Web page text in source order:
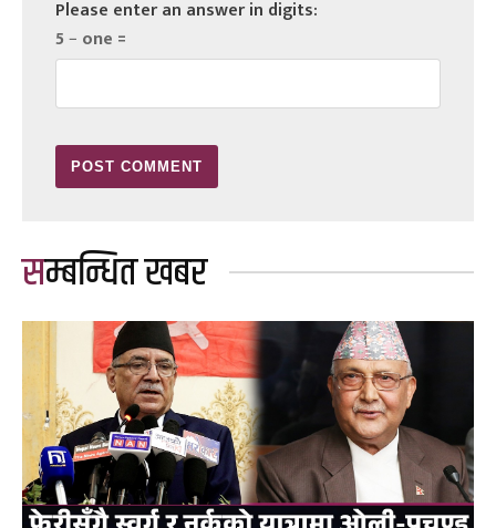
Please enter an answer in digits:
5 − one =
सम्बन्धित खबर